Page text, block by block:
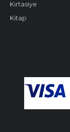
Kırtasiye
Kitap